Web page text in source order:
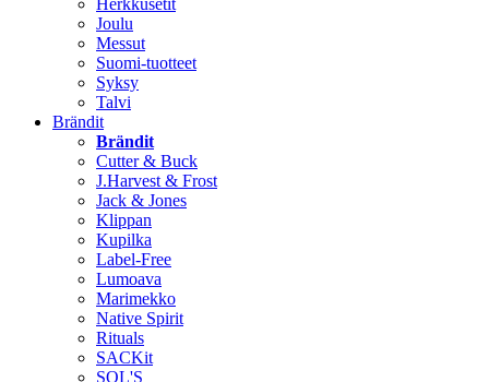
Herkkusetit
Joulu
Messut
Suomi-tuotteet
Syksy
Talvi
Brändit
Brändit
Cutter & Buck
J.Harvest & Frost
Jack & Jones
Klippan
Kupilka
Label-Free
Lumoava
Marimekko
Native Spirit
Rituals
SACKit
SOL'S